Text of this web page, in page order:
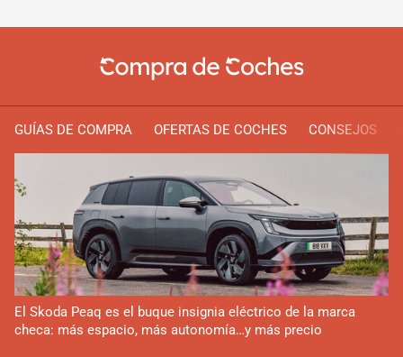
GUÍAS DE COMPRA OFERTAS DE COCHES CONSEJOS
El Skoda Peaq es el buque insignia eléctrico de la marca
checa: más espacio, más autonomía…y más precio